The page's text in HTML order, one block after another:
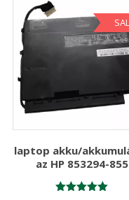
laptop akku/
az HP 853294-855